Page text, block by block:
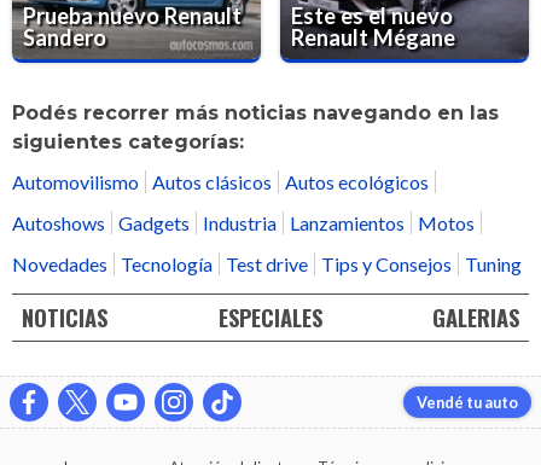
Prueba nuevo Renault
Sandero
Este es el nuevo
Renault Mégane
Podés recorrer más noticias navegando en las
siguientes categorías:
Automovilismo Autos clásicos
Autos ecológicos
Autoshows
Gadgets Industria Lanzamientos
Motos
Novedades
Tecnología Test drive Tips y Consejos Tuning
NOTICIAS ESPECIALES GALERIAS
Vendé tu auto